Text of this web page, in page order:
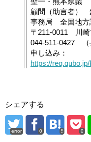
顧問（助言者）
事務局 全国地方
〒211-0011 川崎
044-511-0427 （
申し込み：
https://
シェアする
error 0 0